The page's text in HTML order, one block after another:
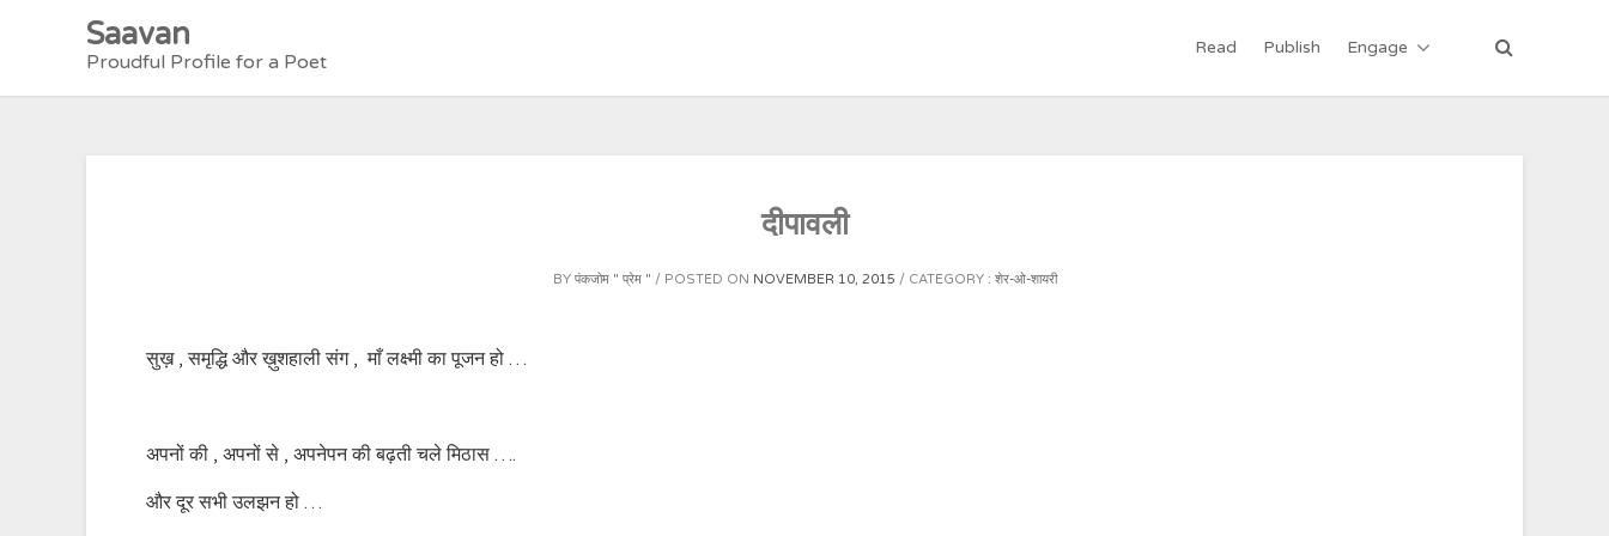
Saavan
Proudful Profile for a Poet
Read Publish Engage
दीपावली
BY पंकजोम " प्रेम " POSTED ON NOVEMBER 10, 2015 CATEGORY : शेर-ओ-शायरी
सुख़ , समृद्धि और ख़ुशहाली संग , माँ लक्ष्मी का पूजन हो …
अपनों की , अपनों से , अपनेपन की बढ़ती चले मिठास ….
और दूर सभी उलझन हो …